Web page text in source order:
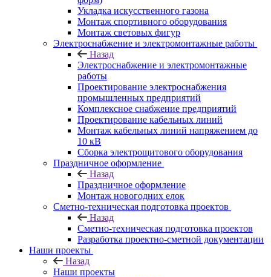
Укладка искусственного газона
Монтаж спортивного оборудования
Монтаж световых фигур
Электроснабжение и электромонтажные работы
Назад
Электроснабжение и электромонтажные
работы
Проектирование электроснабжения
промышленных предприятий
Комплексное снабжение предприятий
Проектирование кабельных линий
Монтаж кабельных линий напряжением до
10 кВ
Сборка электрощитового оборудования
Праздничное оформление
Назад
Праздничное оформление
Монтаж новогодних елок
Сметно-техническая подготовка проектов
Назад
Сметно-техническая подготовка проектов
Разработка проектно-сметной документации
Наши проекты
Назад
Наши проекты